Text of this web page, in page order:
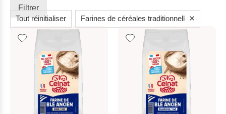
Filtrer
Tout réinitialiser
Farines de céréales traditionnelles×